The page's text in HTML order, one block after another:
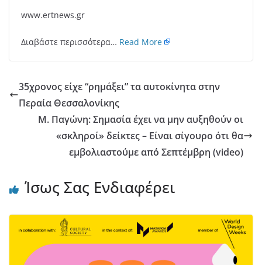
www.ertnews.gr
Διαβάστε περισσότερα… Read More
35χρονος είχε “ρημάξει” τα αυτοκίνητα στην
Περαία Θεσσαλονίκης
Μ. Παγώνη: Σημασία έχει να μην αυξηθούν οι
«σκληροί» δείκτες – Είναι σίγουρο ότι θα
εμβολιαστούμε από Σεπτέμβρη (video)
Ίσως Σας Ενδιαφέρει